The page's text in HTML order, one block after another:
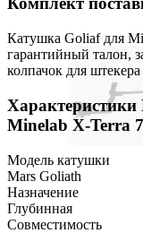
Катушка Goliaf для
гарантийный талон,
колпачок для
Характеристики
Minelab X-Terra
Модель катушки
Mars Goliath
Назначение
Глубинная
Совместимость